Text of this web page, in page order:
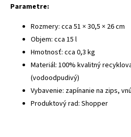
Parametre:
Rozmery: cca 51 × 30,5 × 26 cm
Objem: cca 15 l
Hmotnosť: cca 0,3 kg
Materiál: 100% kvalitný
(vodoodpudivý)
Vybavenie: zapínanie na zips,
Produktový rad: Shopper